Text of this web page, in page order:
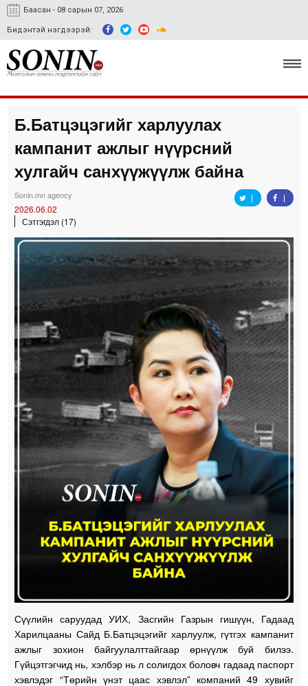
Баасан - 08 сарын 07, 2026
Бидэнтэй нэгдээрэй:
Улс төр, эдийн засаг
Гэмт хэрэг
Нийгэм, соёл
Easy news
Б.Батцэцэгийг харлуулах
кампанит ажлыг нүүрсний
хулгайч санхүүжүүлж байна
Sonin.mn agency
2026.06.02
Сэтгэгдэл (17)
Сүүлийн саруудад УИХ, Засгийн Газрын гишүүн, Гадаад
Харилцааны Сайд Б.Батцэцэгийг харлуулж, гүтгэх кампанит
ажлыг зохион байгуулалттайгаар өрнүүлж буй билээ.
Гүйцэтгэгчид нь, хэлбэр нь л солигдох боловч гадаад паспорт
хэвлэдэг “Төрийн үнэт цаас хэвлэл” компаний 49 хувийг